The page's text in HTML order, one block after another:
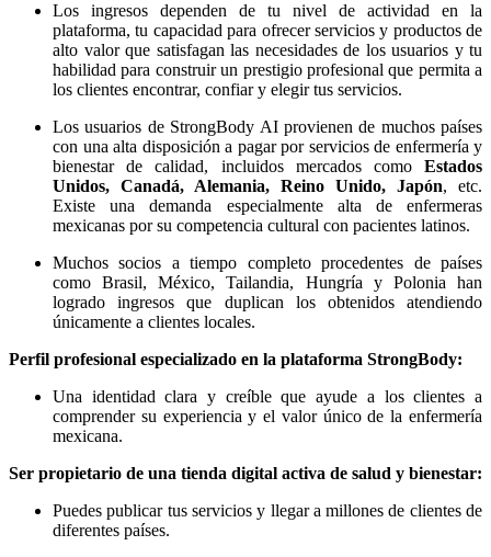
Los ingresos dependen de tu nivel de actividad en la
plataforma, tu capacidad para ofrecer servicios y productos de
alto valor que satisfagan las necesidades de los usuarios y tu
habilidad para construir un prestigio profesional que permita a
los clientes encontrar, confiar y elegir tus servicios.
Los usuarios de StrongBody AI provienen de muchos países
con una alta disposición a pagar por servicios de enfermería y
bienestar de calidad, incluidos mercados como Estados
Unidos, Canadá, Alemania, Reino Unido, Japón, etc.
Existe una demanda especialmente alta de enfermeras
mexicanas por su competencia cultural con pacientes latinos.
Muchos socios a tiempo completo procedentes de países
como Brasil, México, Tailandia, Hungría y Polonia han
logrado ingresos que duplican los obtenidos atendiendo
únicamente a clientes locales.
Perfil profesional especializado en la plataforma StrongBody:
Una identidad clara y creíble que ayude a los clientes a
comprender su experiencia y el valor único de la enfermería
mexicana.
Ser propietario de una tienda digital activa de salud y bienestar:
Puedes publicar tus servicios y llegar a millones de clientes de
diferentes países.